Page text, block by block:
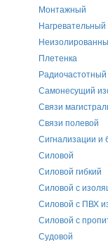
Монтажный
Нагревательный
Плетенка
Радиочастотный
Самонесущий
Связи
Связи полевой
Сигнализации и
Силовой
Силовой гибкий
Силовой с
Силовой с ПВХ
Силовой с
Судовой